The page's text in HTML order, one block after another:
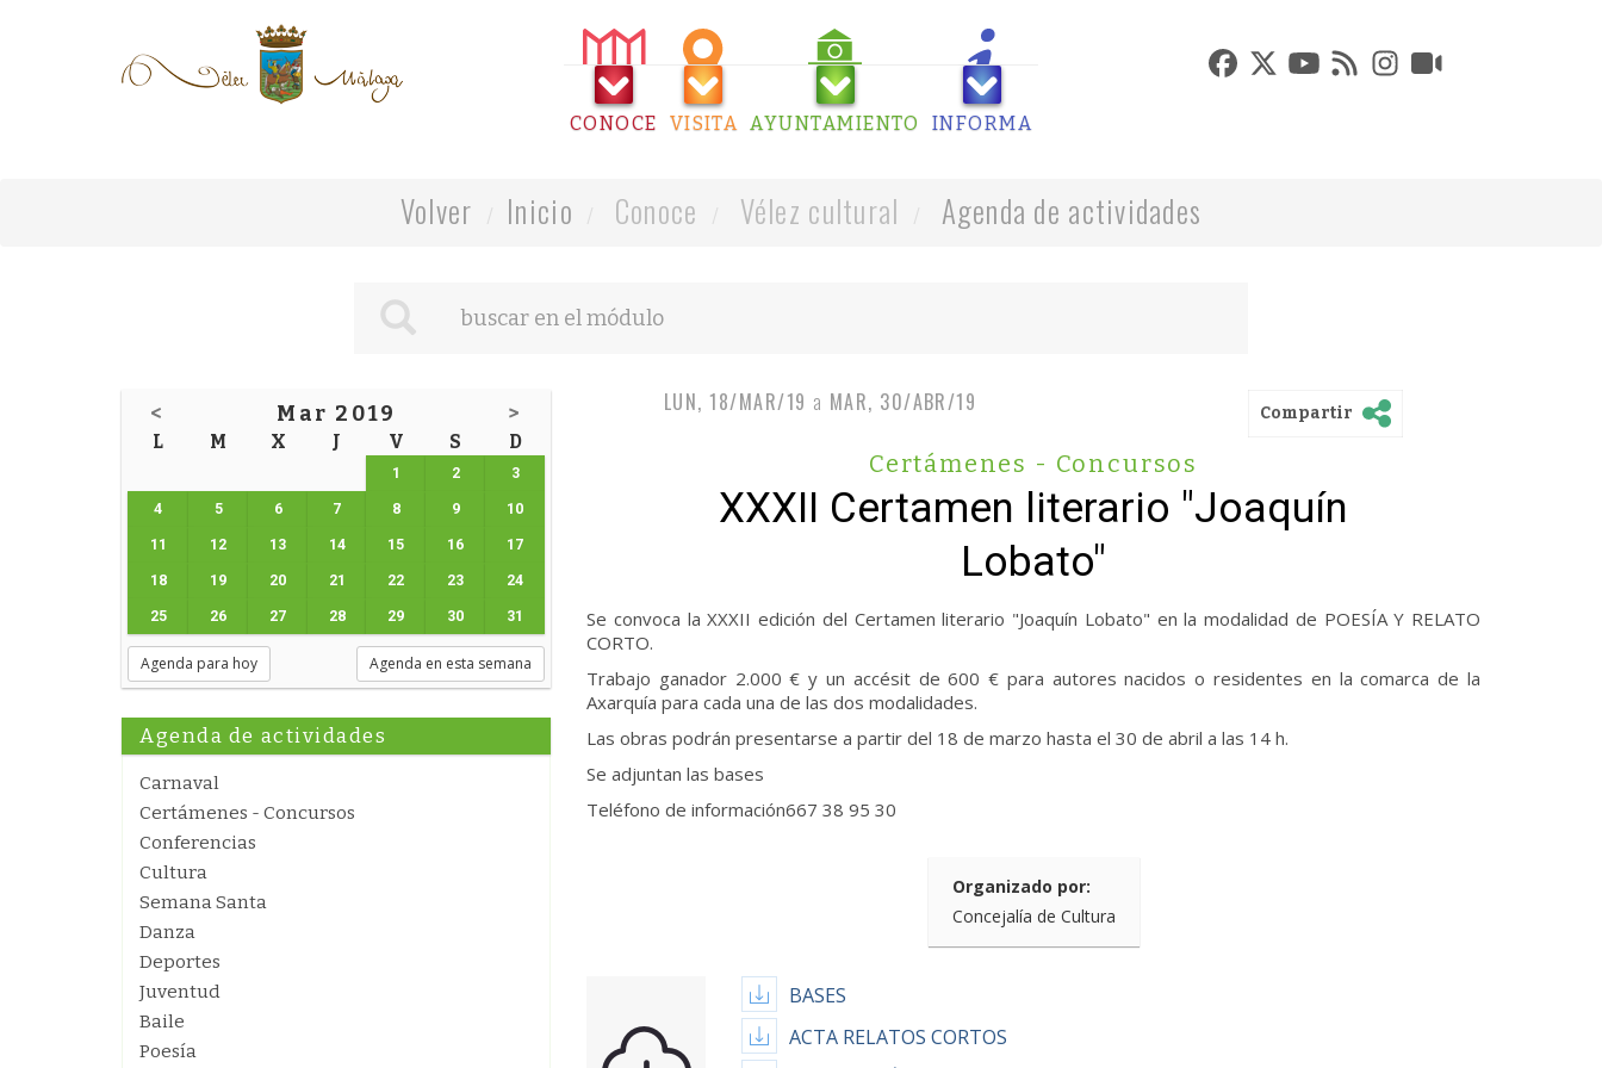
CONOCE VISITA AYUNTAMIENTO INFORMA
Volver Inicio Conoce Vélez cultural Agenda de actividades
< Mar 2019 >
L M X J V S D
1 2 3
4 5 6 7 8 9 10
11 12 13 14 15 16 17
18 19 20 21 22 23 24
25 26 27 28 29 30 31
Agenda para hoy Agenda en esta semana
Agenda de actividades
Carnaval
Certámenes - Concursos
Conferencias
Cultura
Semana Santa
Danza
Deportes
Juventud
Baile
Poesía
LUN, 18/MAR/19 a MAR, 30/ABR/19 Compartir
Certámenes - Concursos
XXXII Certamen literario "Joaquín
Lobato"
Se convoca la XXXII edición del Certamen literario "Joaquín Lobato" en la modalidad de POESÍA Y RELATO
CORTO.
Trabajo ganador 2.000 € y un accésit de 600 € para autores nacidos o residentes en la comarca de la
Axarquía para cada una de las dos modalidades.
Las obras podrán presentarse a partir del 18 de marzo hasta el 30 de abril a las 14 h.
Se adjuntan las bases
Teléfono de información667 38 95 30
Organizado por:
Concejalía de Cultura
BASES
ACTA RELATOS CORTOS